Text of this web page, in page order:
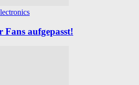
Fans aufgepasst!